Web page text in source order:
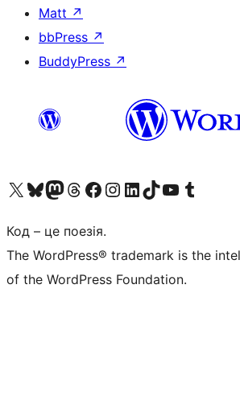
Matt ↗
bbPress ↗
BuddyPress ↗
Visit our X (formerly Twitter) account
Visit our Bluesky account
Завітайте до нашої стрічки в Mastodon
Visit our Threads account
Завітайте на нашу сторінку в Facebook
Visit our Instagram account
Visit our LinkedIn account
Visit our TikTok account
Visit our YouTube channel
Visit our Tumblr
Код – це поезія.
The WordPress® trademark is the
of the WordPress Foundation.